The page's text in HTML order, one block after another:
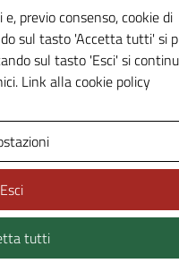
previo consenso, cookie di
sul tasto 'Accetta tutti' si
sul tasto 'Esci' si
Link alla cookie policy
Esci
tutti